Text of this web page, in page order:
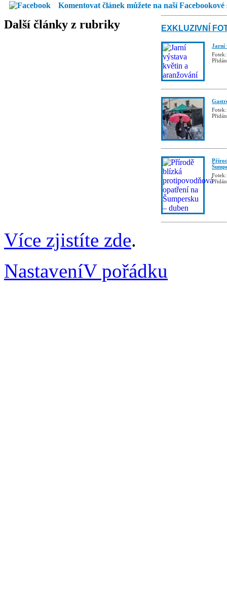
Komentovat článek můžete na naší Facebookové
Další články z rubriky EXKLUZIVNÍ
Jarní
Více zjistíte zde.
NastaveníV pořádku